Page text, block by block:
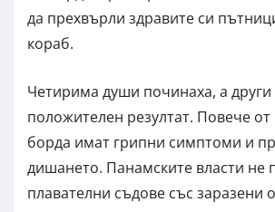
да прехвърли здравите си
кораб.
Четирима души починаха, а други
положителен резултат. Повече
борда имат грипни симптоми и
дишането. Панамските власти не
плавателни съдове със заразени